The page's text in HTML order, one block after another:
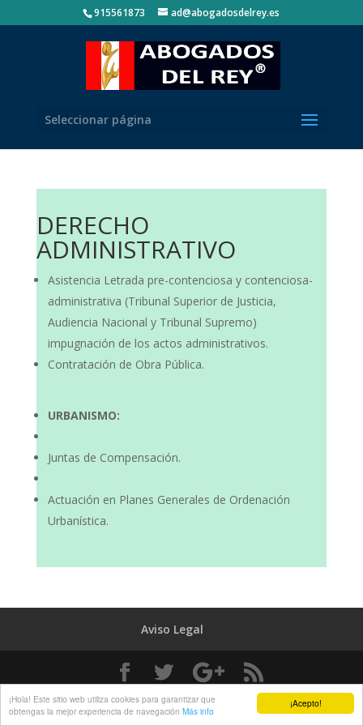
¡Acepto!
¡Hola! Este sitio web utiliza cookies para garantizar que
obtengas la mejor experiencia de navegación Más info
915561873 ad@abogadosdelrey.es
Seleccionar página
DERECHO
ADMINISTRATIVO
Asistencia Letrada pre-contenciosa y contenciosa-
administrativa (Tribunal Superior de Justicia,
Audiencia Nacional y Tribunal Supremo)
impugnación de los actos administrativos.
Contratación de Obra Pública.
URBANISMO:
Juntas de Compensación.
Actuación en Planes Generales de Ordenación
Urbanística.
Aviso Legal
Diseñado y desarrollado por Abogados del Rey